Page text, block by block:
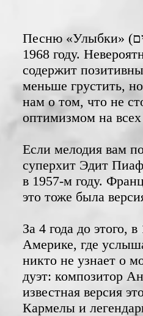
Песню «Улыбки» (חיוכים на иврите) впервые исполнила прекрасная Хава Альберштейн в
1968 году.
содержит
меньше грустить,
нам о том, что не
оптимизмом на
Если мелодия вам
суперхит Эдит
в 1957-м году.
это тоже была
За 4 года до этого,
Америке, где
никто не узнает о
дуэт: композитор
известная версия
Кармелы и